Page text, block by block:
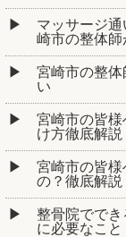
マッサージ
崎市の整体師
宮崎市の整
い
宮崎市の皆
け方徹底解説
宮崎市の皆
の？徹底解説
整骨院でで
に必要なこと